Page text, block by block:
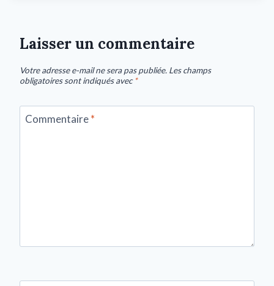
Laisser un commentaire
Votre adresse e-mail ne sera pas publiée. Les champs
obligatoires sont indiqués avec*
Commentaire*